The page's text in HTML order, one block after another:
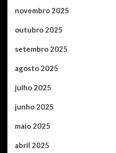
novembro 2025
outubro 2025
setembro 2025
agosto 2025
julho 2025
junho 2025
maio 2025
abril 2025